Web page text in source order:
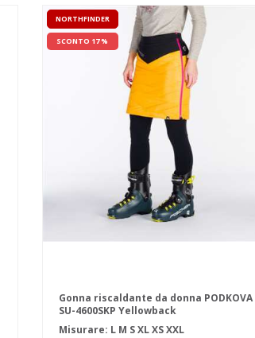
NORTHFINDER
SCONTO 17 %
Gonna riscaldante da donna PODKOVA
SU-4600SKP Yellowback
Misurare: L M SXLXSXXL